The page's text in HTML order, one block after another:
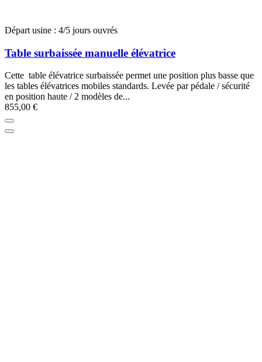
Départ usine : 4/5 jours ouvrés
Table surbaissée manuelle élévatrice
Cette table élévatrice surbaissée permet une position plus basse que
les tables élévatrices mobiles standards. Levée par pédale / sécurité
en position haute / 2 modèles de...
855,00 €